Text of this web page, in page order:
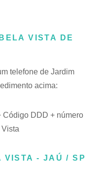
VISTA DE
telefone de Jardim
acima:
Código DDD + número
VISTA - JAÚ / SP